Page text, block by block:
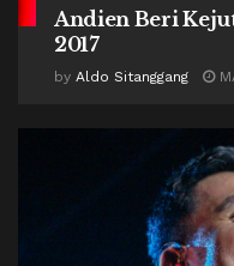
Andien Beri
2017
by Aldo Sitanggang